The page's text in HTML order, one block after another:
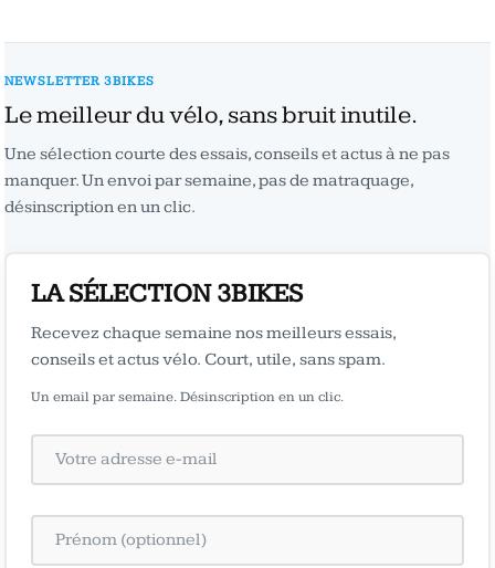
NEWSLETTER 3BIKES
Le meilleur du vélo, sans bruit inutile.
Une sélection courte des essais, conseils et actus à ne pas
manquer. Un envoi par semaine, pas de matraquage,
désinscription en un clic.
LA SÉLECTION 3BIKES
Recevez chaque semaine nos meilleurs essais,
conseils et actus vélo. Court, utile, sans spam.
Un email par semaine. Désinscription en un clic.